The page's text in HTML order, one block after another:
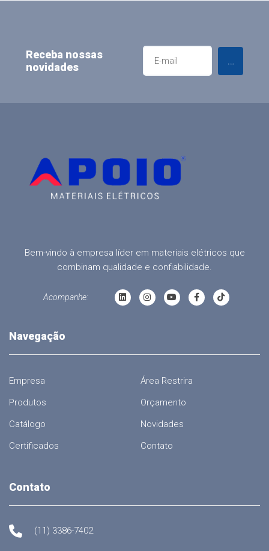
Receba nossas
novidades
Enviar
Bem-vindo à empresa líder em materiais elétricos que
combinam qualidade e confiabilidade.
Acompanhe:
Navegação
Empresa
Produtos
Catálogo
Certificados
Área Restrira
Orçamento
Novidades
Contato
Contato
(11) 3386-7402